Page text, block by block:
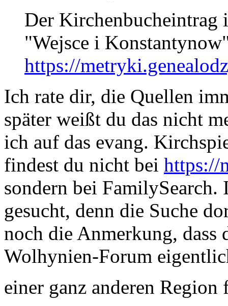
Der Kirchenbucheintrag
"Wejsce i
https://
Ich rate dir, die Quellen
später weißt du das nicht
ich auf das evang.
findest du nicht bei https://
sondern bei
gesucht, denn die Suche
noch die Anmerkung, dass
Wolhynien-Forum
einer ganz anderen